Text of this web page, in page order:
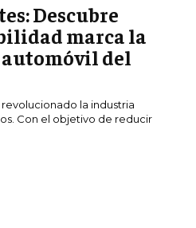
Descubre
marca la
del
la industria
Con el objetivo de reducir